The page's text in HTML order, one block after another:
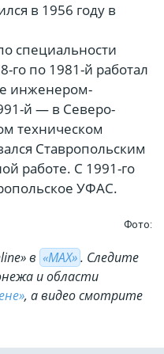
в 1956 году в
специальности
го по 1981-й работал
инженером-
й — в Северо-
техническом
Ставропольским
работе. С 1991-го
УФАС.
Фото:
в «МАХ». Cледите
и области
, а видео смотрите